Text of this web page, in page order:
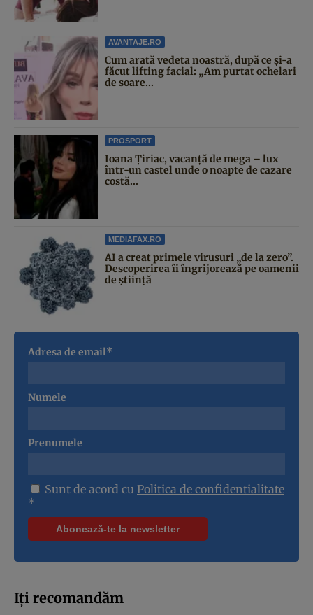
AVANTAJE.RO
Cum arată vedeta noastră, după ce și-a
făcut lifting facial: „Am purtat ochelari
de soare...
PROSPORT
Ioana Țiriac, vacanță de mega – lux
într-un castel unde o noapte de cazare
costă...
MEDIAFAX.RO
AI a creat primele virusuri „de la zero”.
Descoperirea îi îngrijorează pe oamenii
de știință
Adresa de email*
Numele
Prenumele
Sunt de acord cu Politica de confidentialitate
*
Iți recomandăm